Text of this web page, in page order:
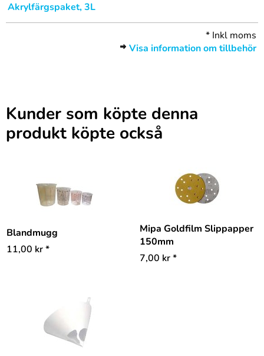
Akrylfärgspaket, 3L
* Inkl moms
Visa information om tillbehör
Kunder som köpte denna
produkt köpte också
Blandmugg
11,00 kr*
Mipa Goldfilm Slippapper
150mm
7,00 kr*